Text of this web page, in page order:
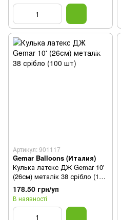
Артикул: 901117
Gemar Balloons (Италия)
Кулька латекс ДЖ Gemar 10'
(26см) металік 38 срібло (100
шт)
178.50 грн/уп
В наявності